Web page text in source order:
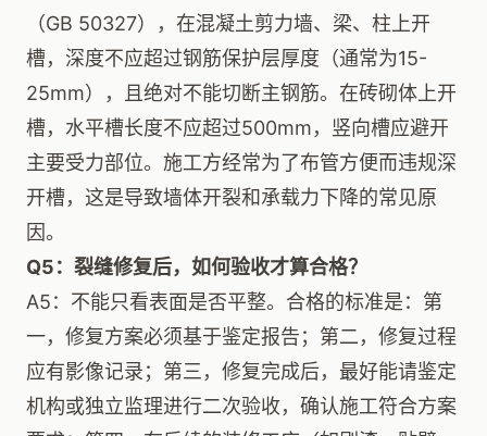
（GB 50327），在混凝土剪力墙、梁、柱上开
槽，深度不应超过钢筋保护层厚度（通常为15-
25mm），且绝对不能切断主钢筋。在砖砌体上开
槽，水平槽长度不应超过500mm，竖向槽应避开
主要受力部位。施工方经常为了布管方便而违规深
开槽，这是导致墙体开裂和承载力下降的常见原
因。
Q5：裂缝修复后，如何验收才算合格？
A5：不能只看表面是否平整。合格的标准是：第
一，修复方案必须基于鉴定报告；第二，修复过程
应有影像记录；第三，修复完成后，最好能请鉴定
机构或独立监理进行二次验收，确认施工符合方案